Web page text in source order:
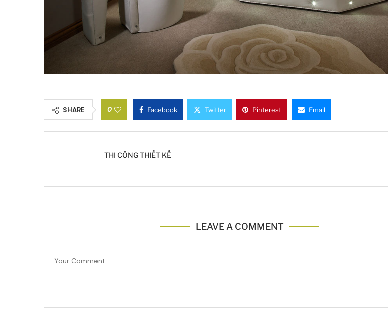
SHARE 0 Facebook Twitter Pinterest Email
THI CÔNG THIẾT KẾ
LEAVE A COMMENT